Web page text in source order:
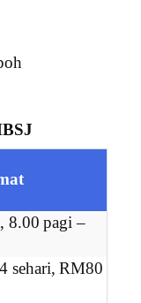
8.00 pagi –
sehari, RM80